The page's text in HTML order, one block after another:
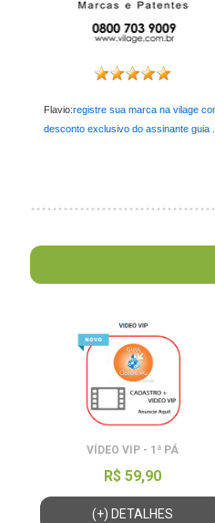
Flavio:registre sua marca na vilage
desconto exclusivo do assinante guia ...
VÍDEO VIP - 1ª PÁ
R$ 59,90
(+) DETALHES